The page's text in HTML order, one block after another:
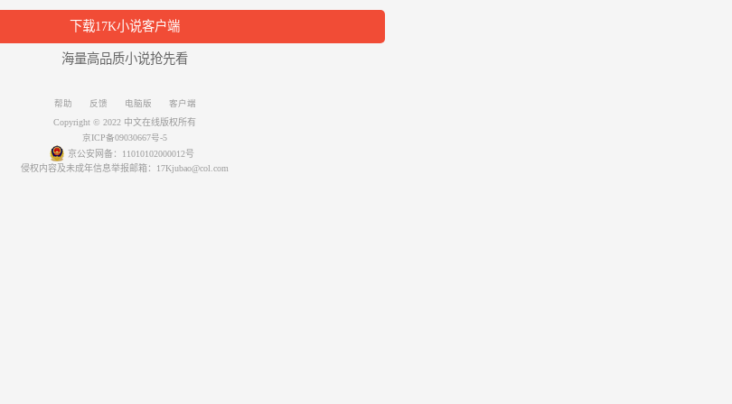
下载17K小说客户端
海量高品质小说抢先看
帮助 反馈 电脑版
客户端
Copyright © 2022 中文在线版权所有
京ICP备09030667号-5
京公安网备：11010102000012号
侵权内容及未成年信息举报邮箱：17Kjubao@col.com